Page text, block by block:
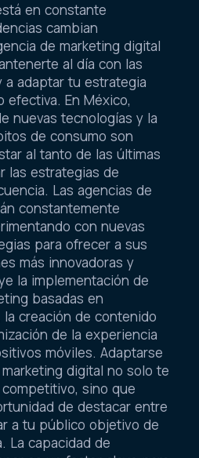
en constante
cambian
de marketing digital
al día con las
adaptar tu estrategia
efectiva. En México,
nuevas tecnologías y la
de consumo son
al tanto de las últimas
las estrategias de
Las agencias de
constantemente
con nuevas
para ofrecer a sus
más innovadoras y
la implementación de
basadas en
creación de contenido
de la experiencia
móviles. Adaptarse
digital no solo te
sino que
de destacar entre
a tu público objetivo de
La capacidad de